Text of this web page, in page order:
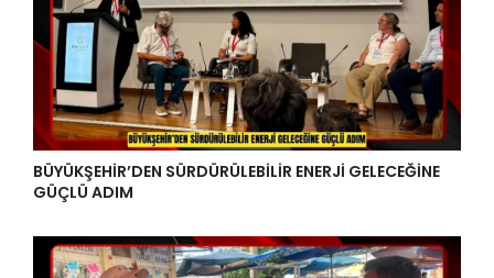
BÜYÜKŞEHİR’DEN SÜRDÜRÜLEBİLİR ENERJİ GELECEĞİNE
GÜÇLÜ ADIM